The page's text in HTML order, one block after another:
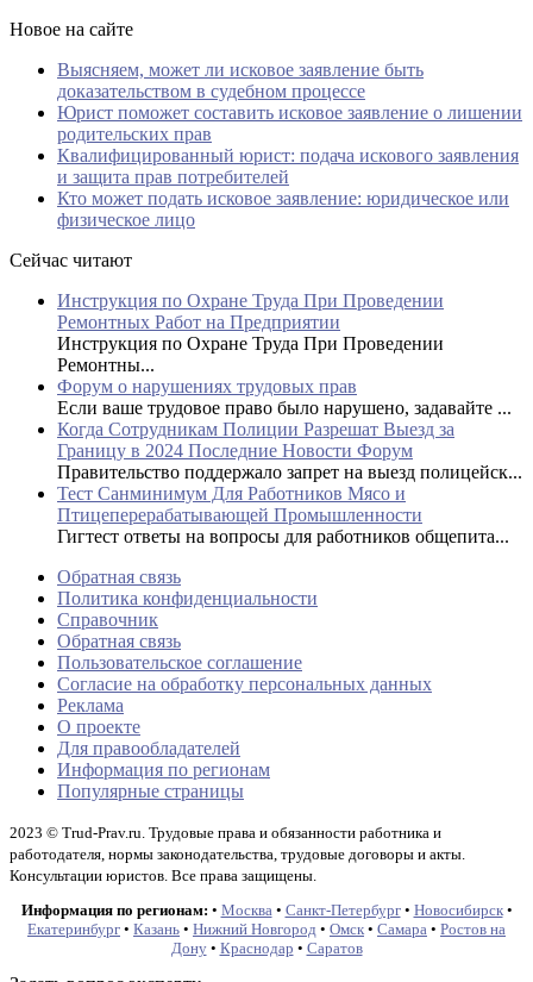
Новое на сайте
Выясняем, может ли исковое заявление быть
доказательством в судебном процессе
Юрист поможет составить исковое заявление о лишении
родительских прав
Квалифицированный юрист: подача искового заявления
и защита прав потребителей
Кто может подать исковое заявление: юридическое или
физическое лицо
Сейчас читают
Инструкция по Охране Труда При Проведении
Ремонтных Работ на Предприятии
Инструкция по Охране Труда При Проведении
Ремонтны...
Форум о нарушениях трудовых прав
Если ваше трудовое право было нарушено, задавайте ...
Когда Сотрудникам Полиции Разрешат Выезд за
Границу в 2024 Последние Новости Форум
Правительство поддержало запрет на выезд полицейск...
Тест Санминимум Для Работников Мясо и
Птицеперерабатывающей Промышленности
Гигтест ответы на вопросы для работников общепита...
Обратная связь
Политика конфиденциальности
Справочник
Обратная связь
Пользовательское соглашение
Согласие на обработку персональных данных
Реклама
О проекте
Для правообладателей
Информация по регионам
Популярные страницы
2023 © Trud-Prav.ru. Трудовые права и обязанности работника и
работодателя, нормы законодательства, трудовые договоры и акты.
Консультации юристов. Все права защищены.
Информация по регионам: • Москва • Санкт-Петербург• Новосибирск•
Екатеринбург • Казань • Нижний Новгород • Омск • Самара • Ростов на
Дону• Краснодар • Саратов